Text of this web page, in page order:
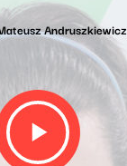
Andruszkiewicz